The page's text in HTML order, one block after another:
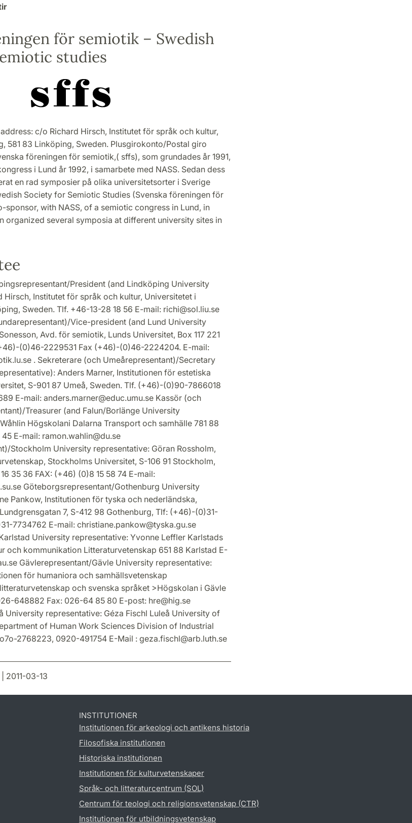
för semiotik – Swedish
studies
c/o Richard Hirsch, Institutet för språk och kultur,
581 83 Linköping, Sweden. Plusgirokonto/Postal giro
föreningen för semiotik,( sffs), som grundades år 1991,
i Lund år 1992, i samarbete med NASS. Sedan dess
en rad symposier på olika universitetsorter i Sverige
Society for Semiotic Studies (Svenska föreningen för
sponsor, with NASS, of a semiotic congress in Lund, in
organized several symposia at different university sites in
President (and Lindköping University
Hirsch, Institutet för språk och kultur, Universitetet i
Sweden. Tlf. +46-13-28 18 56 E-mail: richi@sol.liu.se
Vice-president (and Lund University
Avd. för semiotik, Lunds Universitet, Box 117 221
(0)46-2229531 Fax (+46)-(0)46-2224204. E-mail:
. Sekreterare (och Umeårepresentant)/Secretary
Anders Marner, Institutionen för estetiska
S-901 87 Umeå, Sweden. Tlf. (+46)-(0)90-7866018
E-mail: anders.marner@educ.umu.se Kassör (och
Treasurer (and Falun/Borlänge University
Högskolani Dalarna Transport och samhälle 781 88
E-mail: ramon.wahlin@du.se
Stockholm University representative: Göran Rossholm,
Stockholms Universitet, S-106 91 Stockholm,
35 36 FAX: (+46) (0)8 15 58 74 E-mail:
Göteborgsrepresentant/Gothenburg University
Pankow, Institutionen för tyska och nederländska,
7, S-412 98 Gothenburg, Tlf: (+46)-(0)31-
7734762 E-mail: christiane.pankow@tyska.gu.se
University representative: Yvonne Leffler Karlstads
och kommunikation Litteraturvetenskap 651 88 Karlstad E-
Gävlerepresentant/Gävle University representative:
för humaniora och samhällsvetenskap
och svenska språket >Högskolan i Gävle
648882 Fax: 026-64 85 80 E-post: hre@hig.se
University representative: Géza Fischl Luleå University of
of Human Work Sciences Division of Industrial
2768223, 0920-491754 E-Mail : geza.fischl@arb.luth.se
2011-03-13
INSTITUTIONER
Institutionen för arkeologi och antikens historia
Filosofiska institutionen
Historiska institutionen
Institutionen för kulturvetenskaper
Språk- och litteraturcentrum (SOL)
Centrum för teologi och religionsvetenskap (CTR)
Institutionen för utbildningsvetenskap